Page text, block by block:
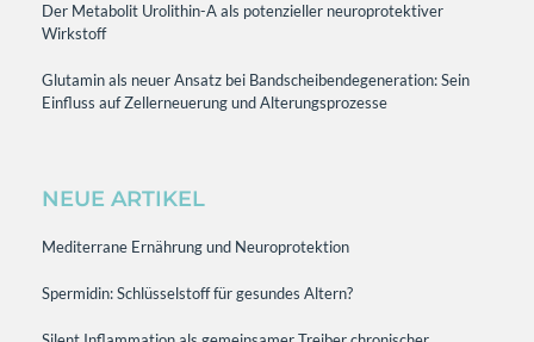
Der Metabolit Urolithin-A als potenzieller neuroprotektiver
Wirkstoff
Glutamin als neuer Ansatz bei Bandscheibendegeneration: Sein
Einfluss auf Zellerneuerung und Alterungsprozesse
NEUE ARTIKEL
Mediterrane Ernährung und Neuroprotektion
Spermidin: Schlüsselstoff für gesundes Altern?